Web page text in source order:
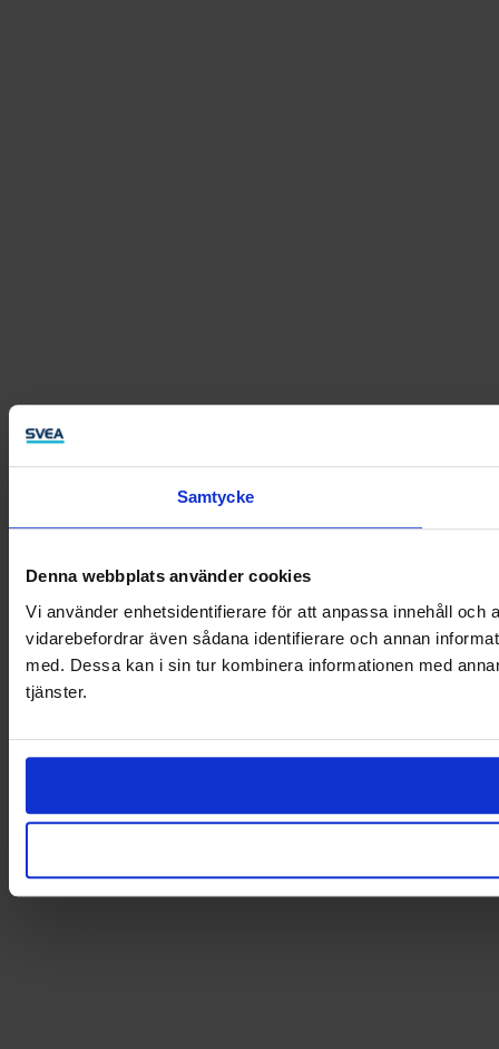
Samtycke
Denna webbplats använder cookies
Vi använder enhetsidentifierare för att anpassa innehåll
vidarebefordrar även sådana identifierare och annan
med. Dessa kan i sin tur kombinera informationen med
tjänster.